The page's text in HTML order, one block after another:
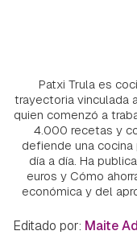
Patxi Trula es
trayectoria vinculada
quien comenzó a
4.000 recetas y
defiende una
día a día. Ha
euros y Cómo
económica y del
Editado por: Maite